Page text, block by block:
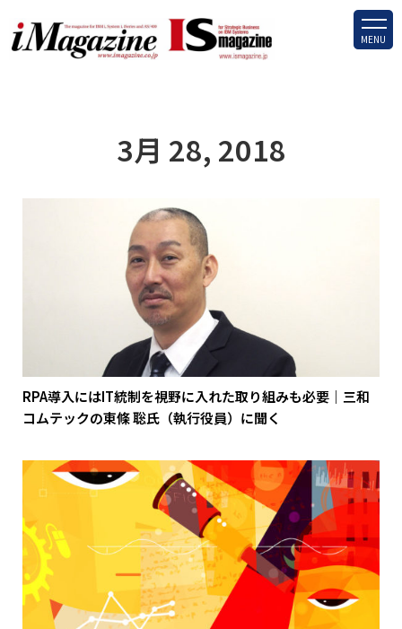
MENU
3月 28, 2018
RPA導入にはIT統制を視野に入れた取り組みも必要｜三和
コムテックの東條 聡氏（執行役員）に聞く